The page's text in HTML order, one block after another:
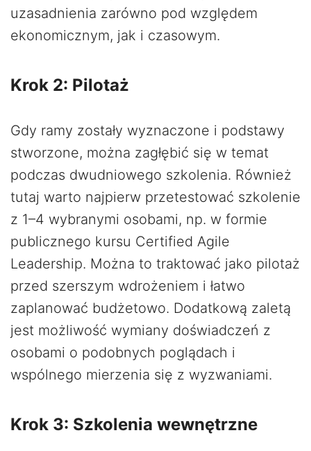
uzasadnienia zarówno pod względem
ekonomicznym, jak i czasowym.
Krok 2: Pilotaż
Gdy ramy zostały wyznaczone i podstawy
stworzone, można zagłębić się w temat
podczas dwudniowego szkolenia. Również
tutaj warto najpierw przetestować szkolenie
z 1–4 wybranymi osobami, np. w formie
publicznego kursu Certified Agile
Leadership. Można to traktować jako pilotaż
przed szerszym wdrożeniem i łatwo
zaplanować budżetowo. Dodatkową zaletą
jest możliwość wymiany doświadczeń z
osobami o podobnych poglądach i
wspólnego mierzenia się z wyzwaniami.
Krok 3: Szkolenia wewnętrzne